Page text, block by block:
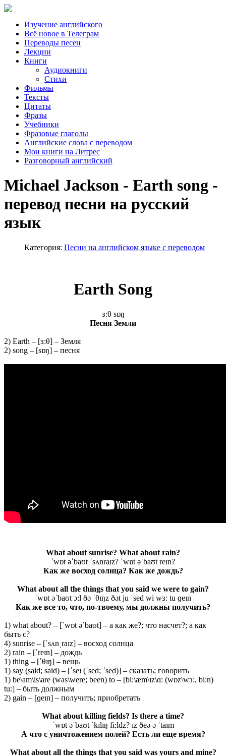
Изучение английского
Всё новое в Телеграм
Переводы песен
Лекции
Книги
Аудиокниги
Стихи
Фильмы
Тексты
Цитаты
Фразы
Учебники
Фразовые глаголы
Английские слова с переводом
Мои книги на Литрес
Разговорный английский
Michael Jackson - Earth song -
перевод песни на русский
язык
Категория: Песни на английском языке с переводом
Earth Song
ɜ:θ sɒŋ
Песня Земли
2) Earth – [ɜ:θ] – Земля
2) song – [sɒŋ] – песня
What about sunrise? What about rain?
ˈwɒt əˈbaʊt ˈsʌnraɪz? ˈwɒt əˈbaʊt reɪn?
Как же восход солнца? Как же дождь?
What about all the things that you said we were to gain?
ˈwɒt əˈbaʊt ɔ:l ðə ˈθɪŋz ðət ju ˈsed wi wɜ: tu ɡeɪn
Как же все то, что, по-твоему, мы должны получить?
1) what about? – [ˈwɒt əˈbaʊt] – а как же?; что насчет?; а как
быть с?
4) sunrise – [ˈsʌnˌraɪz] – восход солнца
2) rain – [ˈreɪn] – дождь
1) thing – [ˈθɪŋ] – вещь
1) say (said; said) – [ˈseɪ (ˈsed; ˈsed)] – сказать; говорить
1) be\am\is\are (was\were; been) to – [bi:\æm\ɪz\ɑ: (wɒz\wɜ:, bi:n)
tu:] – быть должным
2) gain – [ɡeɪn] – получить; приобретать
What about killing fields? Is there a time?
ˈwɒt əˈbaʊt ˈkɪlɪŋ fi:ldz? ɪz ðeə ə ˈtaɪm
А что с уничтожением полей? Есть ли еще время?
What about all the things that you said was yours and mine?